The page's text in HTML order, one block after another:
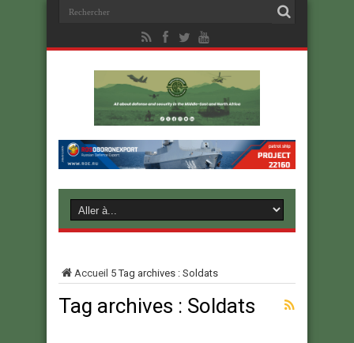
Accueil 5Tag archives : Soldats
Tag archives : Soldats